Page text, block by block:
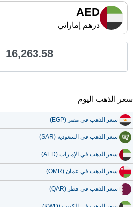
AED
درهم إماراتي
16,263.58
سعر الذهب اليوم
سعر الذهب في مصر (EGP)
سعر الذهب في السعودية (SAR)
سعر الذهب في الإمارات (AED)
سعر الذهب في عمان (OMR)
سعر الذهب في قطر (QAR)